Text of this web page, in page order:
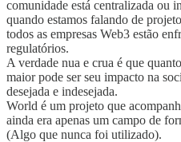
comunidade está centralizada ou
quando estamos falando de
todos as empresas Web3 estão
regulatórios.
A verdade nua e crua é que
maior pode ser seu impacto na
desejada e indesejada.
World é um projeto que
ainda era apenas um campo de
(Algo que nunca foi utilizado).